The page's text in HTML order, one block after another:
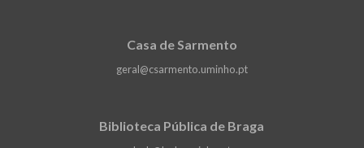
Casa de Sarmento
geral@csarmento.uminho.pt
Biblioteca Pública de Braga